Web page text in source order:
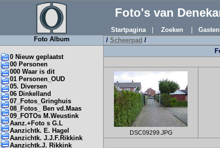
Foto's van
Startpagina| Zoeken
Foto Album
0 Nieuw geplaatst
00 Personen
000 Waar is dit
01 Personen_OUD
05. Diversen
06 Dinkelland
07_Fotos_Gringhuis
08_Fotos_ Ben vd.Maas
09_FOTOs M.Weustink
Aanz.+Foto s G.L
Aanzichtk. E. Hagel
Aanzichtk. J.J.F.Rikkink
Aanzichtk.J. Rikkink
/ Scheerpad /
DSC09299.JPG